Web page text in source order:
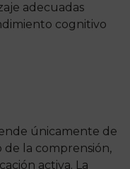
adecuadas
cognitivo
únicamente de
de la comprensión,
activa. La